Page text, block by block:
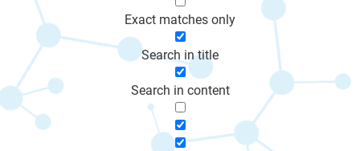
Exact matches only
Search in title
Search in content